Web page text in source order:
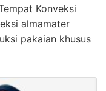
Konveksi
almamater
pakaian khusus